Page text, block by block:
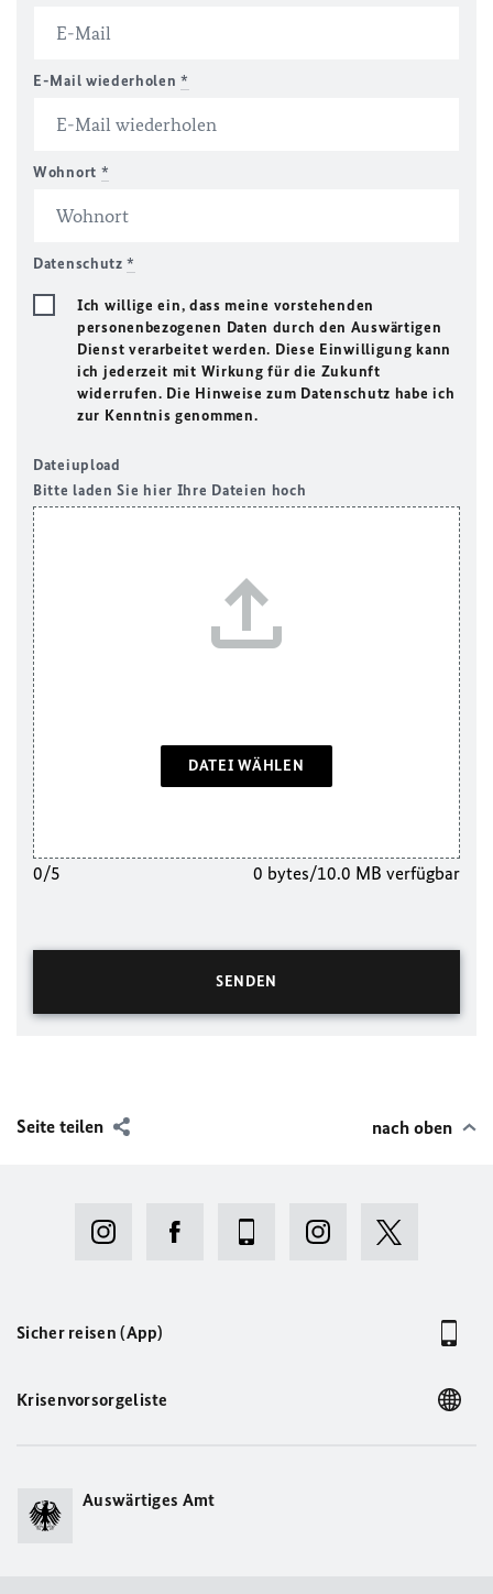
E-Mail wiederholen*
Wohnort *
Datenschutz*
Ich willige ein, dass meine vorstehenden
personenbezogenen Daten durch den Auswärtigen
Dienst verarbeitet werden. Diese Einwilligung kann
ich jederzeit mit Wirkung für die Zukunft
widerrufen. Die Hinweise zum Datenschutz habe ich
zur Kenntnis genommen.
Dateiupload
Bitte laden Sie hier Ihre Dateien hoch
DATEI WÄHLEN
0/5 0 bytes/10.0 MB verfügbar
Seite teilen nach oben
Sicher reisen (App)
Krisenvorsorgeliste
Auswärtiges Amt